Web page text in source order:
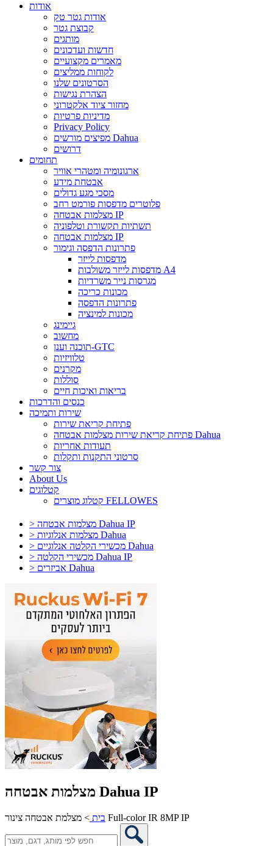
אודות
אודות גטר טק
קבוצת גטר
מותגים
חדשות ועדכונים
מאמרים מקצועיים
לקוחות ממליצים
הסרטונים שלנו
הצהרת נגישות
מחזור ציוד אלקטרוני
מדיניות פרטיות
Privacy Policy
מפיצים מורשים Dahua
דרושים
תחומים
ארגונומיה ומטהרי אוויר
אבטחת מידע
מסכי מגע גדולים
פלוטרים מדפסות פורמט רחב
מצלמות אבטחה IP
תשתיות תקשורת וטלפוניה
מצלמות אבטחה IP
פתרונות הדפסה וגימור
מדפסות לייזר
מדפסות לייזר משולבות A4
מגרסות נייר משרדיות
מכונות כריכה
פתרונות הדפסה
מכונות למינציה
גיימינג
מחשוב
תוכנה וענן-GTC
טלוויזיות
מקרנים
סוללות
בריאות ואיכות חיים
כנסים והדרכות
שירות ותמיכה
פתיחת קריאת שירות
פתיחת קריאת שירות מצלמות אבטחה Dahua
תעודות אחריות
סרטוני התקנות ותקלות
צור קשר
About Us
קטלוגים
קטלוג מוצרים FELLOWES
> מצלמות אבטחה Dahua IP
> מצלמות אנלוגיות Dahua
> מכשירי הקלטה אנלוגיים Dahua
> מכשירי הקלטה Dahua IP
> אביזרים Dahua
מצלמות אבטחה Dahua IP
בית > מצלמת אבטחה צינור Full-color IR 8MP IP